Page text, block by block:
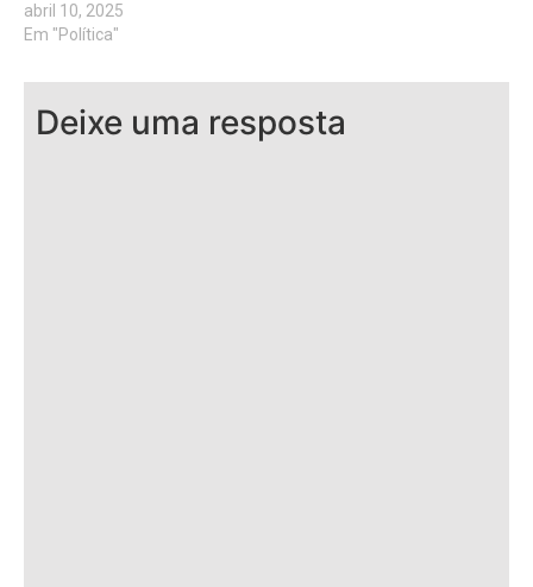
abril 10, 2025
Em "Política"
Deixe uma resposta